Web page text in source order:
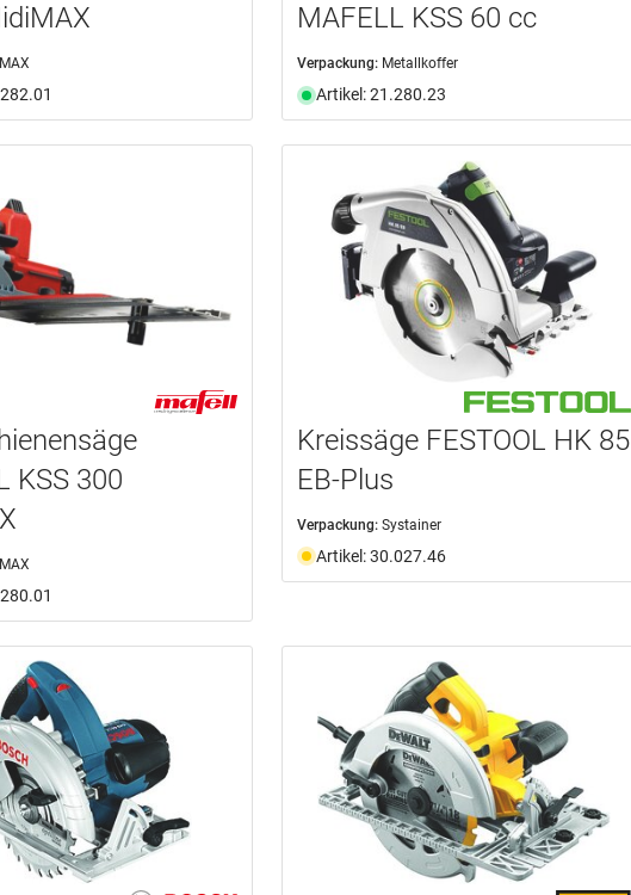
MAFELL KSS 60 cc
Verpackung: Metallkoffer
Artikel: 21.280.23
KSS 300
Kreissäge FESTOOL HK 85
EB-Plus
Verpackung: Systainer
Artikel: 30.027.46